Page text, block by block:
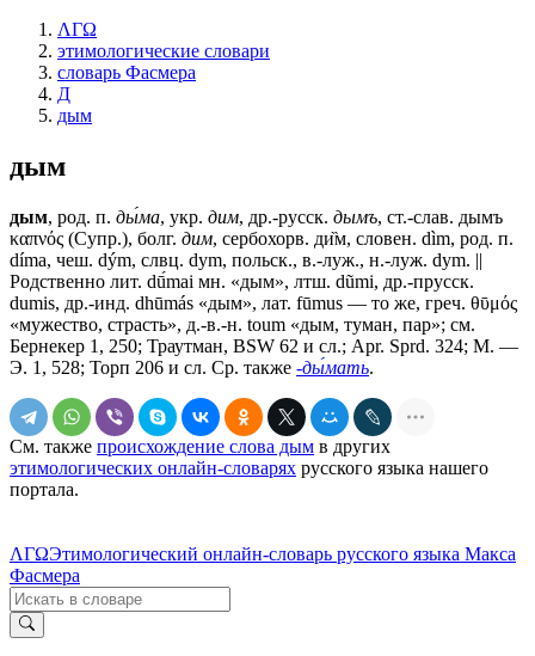
ΛΓΩ
этимологические словари
словарь Фасмера
Д
дым
дым
дым, род. п. ды́ма, укр. дим, др.-русск. дымъ, ст.-слав. дымъ
καπνός (Супр.), болг. дим, сербохорв. ди̏м, словен. dìm, род. п.
díma, чеш. dým, слвц. dym, польск., в.-луж., н.-луж. dym. ||
Родственно лит. dū́mai мн. «дым», лтш. dũmi, др.-прусск.
dumis, др.-инд. dhūmás «дым», лат. fūmus — то же, греч. θῡμός
«мужество, страсть», д.-в.-н. toum «дым, туман, пар»; см.
Бернекер 1, 250; Траутман, BSW 62 и сл.; Apr. Sprd. 324; М. —
Э. 1, 528; Торп 206 и сл. Ср. также -ды́мать.
См. также происхождение слова дым в других
этимологических онлайн-словарях русского языка нашего
портала.
ΛΓΩЭтимологический онлайн-словарь русского языка Макса
Фасмера